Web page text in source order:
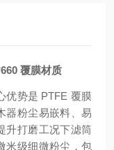
覆膜材质
优势是 PTFE 覆膜
器粉尘易嵌料、易
升打磨工况下滤筒
米级细微粉尘，包